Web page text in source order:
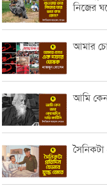
নিজের
আমার
আমি
সৈনিকটা